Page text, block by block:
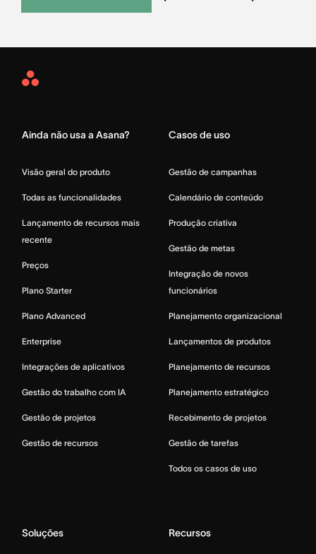
Asana
Ainda não usa a Asana?
Visão geral do produto
Todas as funcionalidades
Lançamento de recursos mais
recente
Preços
Plano Starter
Plano Advanced
Enterprise
Integrações de aplicativos
Gestão do trabalho com IA
Gestão de projetos
Gestão de recursos
Casos de uso
Gestão de campanhas
Calendário de conteúdo
Produção criativa
Gestão de metas
Integração de novos
funcionários
Planejamento organizacional
Lançamentos de produtos
Planejamento de recursos
Planejamento estratégico
Recebimento de projetos
Gestão de tarefas
Todos os casos de uso
Soluções Recursos